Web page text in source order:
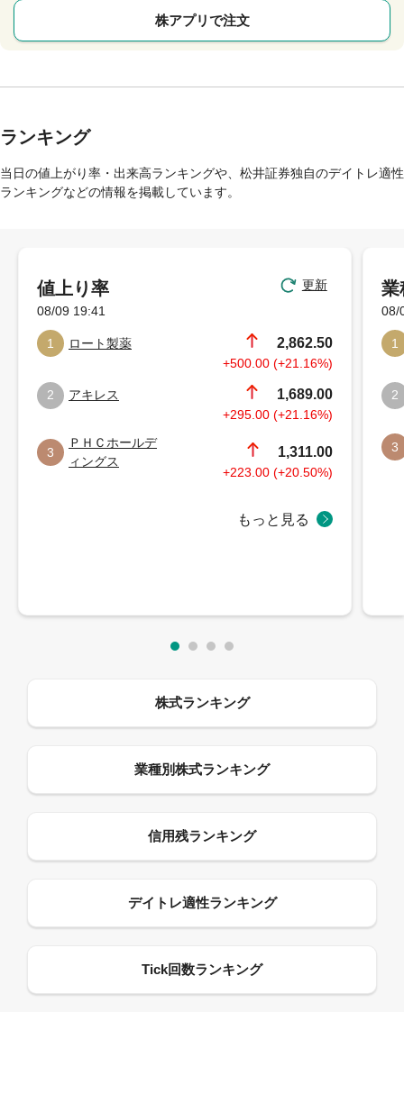
株アプリで注文
ランキング
当日の値上がり率・出来高ランキングや、松井証券独自のデイトレ適性
ランキングなどの情報を掲載しています。